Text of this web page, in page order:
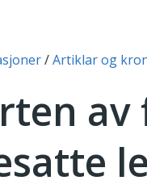
Artiklar og
av